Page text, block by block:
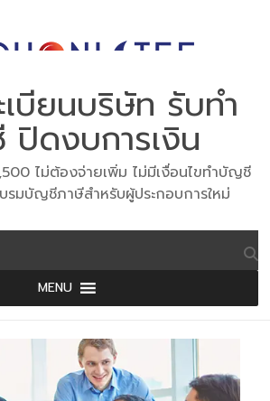
บียนบริษัท รับทำ
ดงบการเงิน
ไม่ต้องจ่ายเพิ่ม ไม่มีเงื่อนไขทำบัญชี
รมบัญชีภาษีสำหรับผู้ประกอบการใหม่
MENU